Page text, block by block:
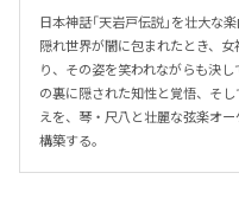
日本神話「天岩戸伝説」を壮大な
隠れ世界が闇に包まれたとき、
り、その姿を笑われながらも決
の裏に隠された知性と覚悟、そし
えを、琴・尺八と壮麗な弦楽オ
構築する。